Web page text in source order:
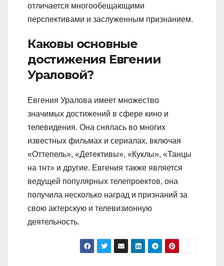
отличается многообещающими
перспективами и заслуженным признанием.
Каковы основные
достижения Евгении
Ураловой?
Евгения Уралова имеет множество
значимых достижений в сфере кино и
телевидения. Она снялась во многих
известных фильмах и сериалах, включая
«Оттепель», «Детективы», «Куклы», «Танцы
на тнт» и другие. Евгения также является
ведущей популярных телепроектов, она
получила несколько наград и признаний за
свою актерскую и телевизионную
деятельность.